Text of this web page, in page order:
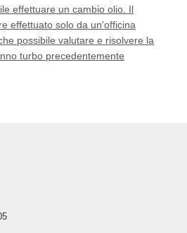
effettuare un cambio olio. Il
effettuato solo da un'officina
possibile valutare e risolvere la
turbo precedentemente